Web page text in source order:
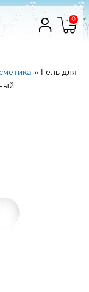
0
»
Гель для